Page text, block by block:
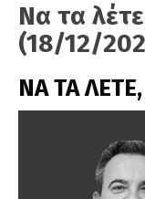
Να τα
(18/12/
ΝΑ ΤΑ